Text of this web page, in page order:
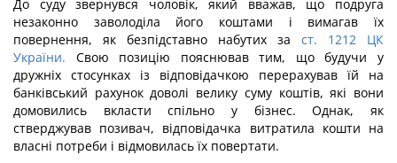
До суду звернувся чоловік, який вважав, що подруга
незаконно заволоділа його коштами і вимагав їх
повернення, як безпідставно набутих за ст. 1212 ЦК
України. Свою позицію пояснював тим, що будучи у
дружніх стосунках із відповідачкою перерахував їй на
банківський рахунок доволі велику суму коштів, які вони
домовились вкласти спільно у бізнес. Однак, як
стверджував позивач, відповідачка витратила кошти на
власні потреби і відмовилась їх повертати.